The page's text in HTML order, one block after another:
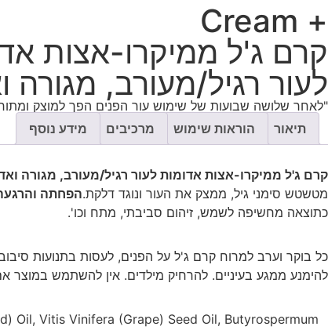
+ Cream
קרם ג'ל ממיקרו-אצות
לעור רגיל/מעורב, מגורה
"לאחר שלושה שבועות של שימוש עור הפנים הפך למוצק
תיאור
הוראות שימוש מרכיבים מידע נוסף
קרם ג'ל ממיקרו-אצות אדומות לעור רגיל/מעורב, מגורה
מטשטש סימני גיל, ממצק את העור ונוגד דלקת.הפחתה
כתוצאה מחשיפה לשמש, זיהום סביבתי, מתח וכו'.
כל בוקר וערב למרוח קרם ג'ל על הפנים, לעסות בתנועות
להימנע ממגע בעיניים. להרחיק מילדים. אין להשתמש במוצר
Oil, Vitis Vinifera (Grape) Seed Oil, Butyrospermum